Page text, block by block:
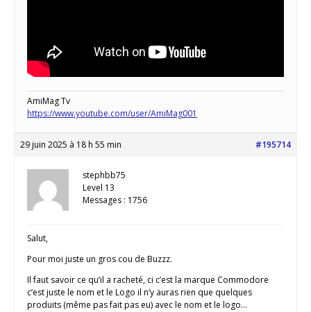
AmiMag Tv
https://www.youtube.com/user/AmiMag001
29 juin 2025 à 18 h 55 min #195714
stephbb75
Level 13
Messages : 1756
Salut,
Pour moi juste un gros cou de Buzzz.
Il faut savoir ce qu’il a racheté, ci c’est la marque Commodore
c’est juste le nom et le Logo il n’y auras rien que quelques
produits (même pas fait pas eu) avec le nom et le logo…